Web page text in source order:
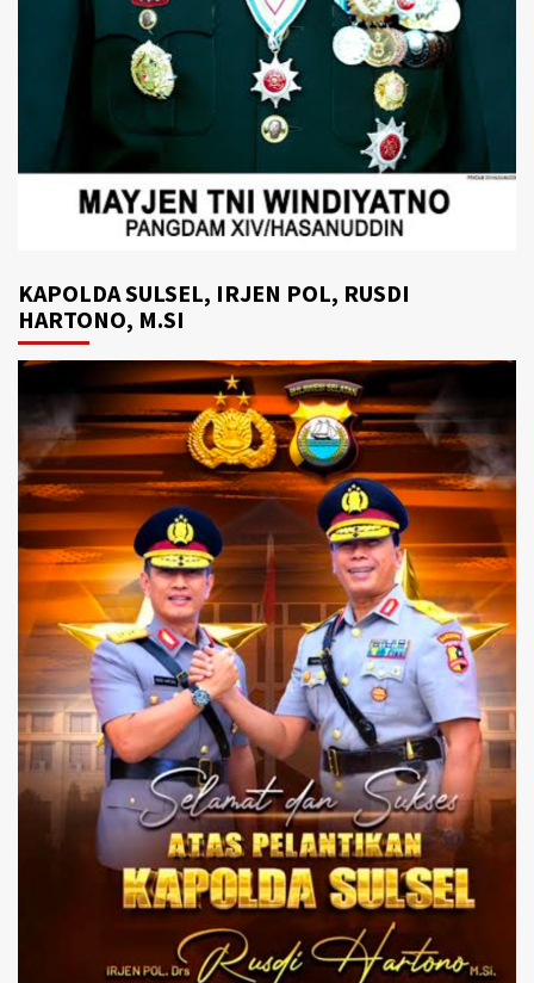
KAPOLDA SULSEL, IRJEN POL, RUSDI
HARTONO, M.SI